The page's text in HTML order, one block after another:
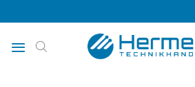
Inhalt
springen